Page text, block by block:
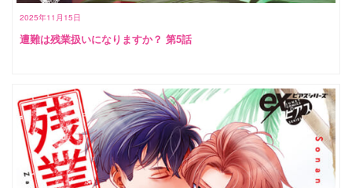
2025年11月15日
遭難は残業扱いになりますか？ 第5話